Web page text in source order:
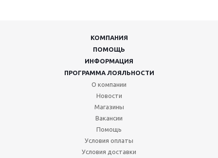
КОМПАНИЯ
ПОМОЩЬ
ИНФОРМАЦИЯ
ПРОГРАММА ЛОЯЛЬНОСТИ
О компании
Новости
Магазины
Вакансии
Помощь
Условия оплаты
Условия доставки